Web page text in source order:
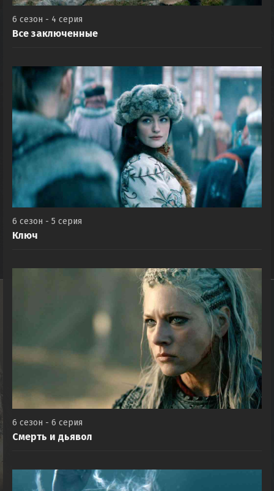
6 сезон - 4 серия
Все заключенные
6 сезон - 5 серия
Ключ
6 сезон - 6 серия
Смерть и дьявол